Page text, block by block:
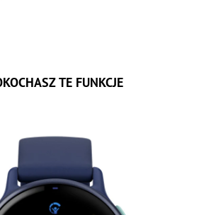
TE FUNKCJE